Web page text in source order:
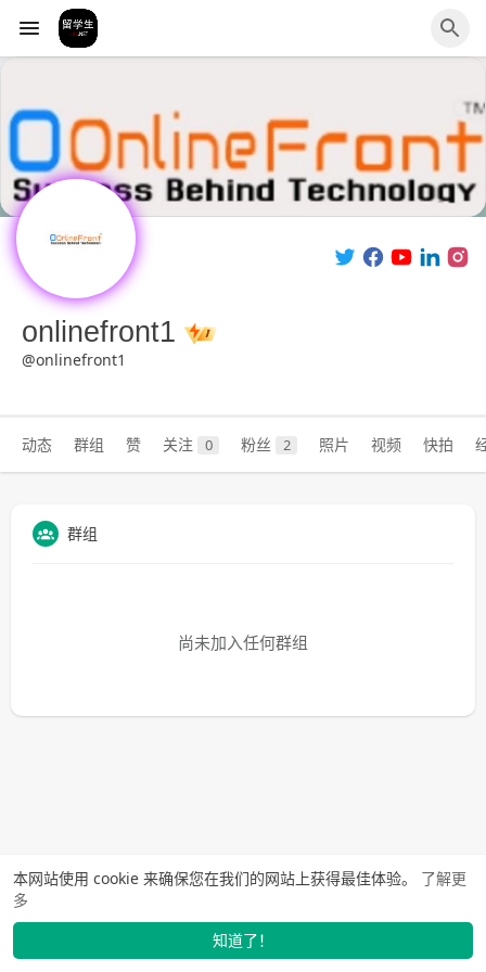
本网站使用 cookie 来确保您在我们的网站上获得最佳体验。 了解更
多
知道了！
onlinefront1
@onlinefront1
动态 群组 赞 关注 0 粉丝 2 照片 视频 快拍
群组
尚未加入任何群组
发布